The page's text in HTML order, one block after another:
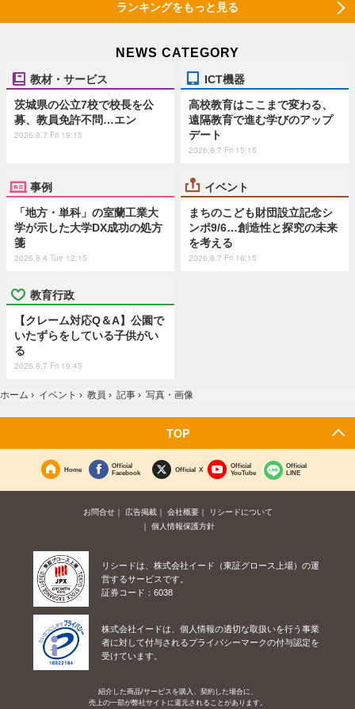
ランキングをもっと見る
NEWS CATEGORY
教材・サービス
茨城県の公立7校で校長を公
募、教員免許不問…エン
2026.8.7 Fri 19:15
ICT機器
高校教育はここまで変わる、
遠隔教育で進む学びのアップ
デート
2026.8.7 Fri 15:15
事例
「地方・単科」の室蘭工業大
学が示した大学DX成功の処方
箋
2026.8.4 Tue 12:15
イベント
まちのこども財団設立記念シ
ンポ9/6…創造性と探究の未来
を考える
2026.8.7 Fri 16:15
教育行政
【クレーム対応Q＆A】公園で
いたずらをしている子供がい
る
2026.8.7 Fri 19:45
ホーム › イベント › 教員 › 記事 › 写真・画像
TOP
Home
Official
Facebook
Official X
Official
YouTube
Official
LINE
お問合せ 広告掲載 会社概要
リシードについて
個人情報保護方針
リシードは、株式会社イード（東証グロース上場）の運
営するサービスです。
証券コード：6038
株式会社イードは、個人情報の適切な取扱いを行う事業
者に対して付与されるプライバシーマークの付与認定を
受けています。
紹介した商品/サービスを購入、契約した場合に、
売上の一部が弊社サイトに還元されることがあります。